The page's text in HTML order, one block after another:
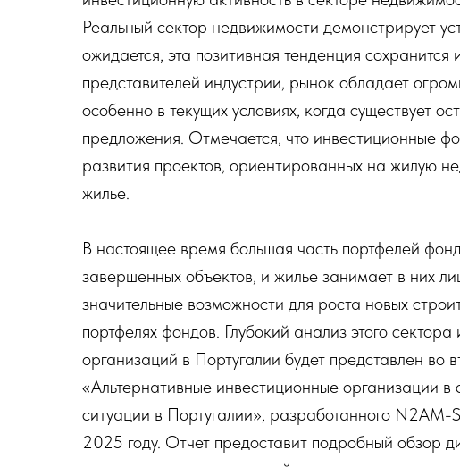
Реальный сектор недвижимости демонстрирует
ожидается, эта позитивная тенденция
представителей индустрии, рынок обладает
особенно в текущих условиях, когда существует
предложения. Отмечается, что инвестиционные
развития проектов, ориентированных на жилую
жилье.
В настоящее время большая часть портфелей
завершенных объектов, и жилье занимает в них
значительные возможности для роста новых
портфелях фондов. Глубокий анализ этого
организаций в Португалии будет представлен во
«Альтернативные инвестиционные организации
ситуации в Португалии», разработанного
2025 году. Отчет предоставит подробный обзор